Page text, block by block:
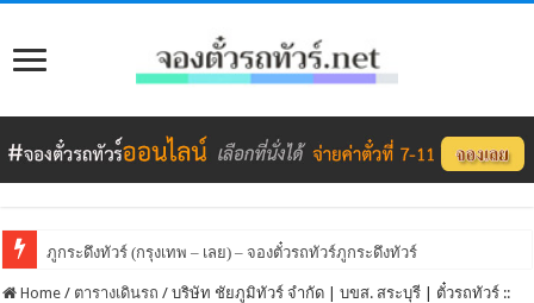
ภูกระดึงทัวร์ (กรุงเทพ – เลย) – จองตั๋วรถทัวร์ภูกระดึงทัวร์
Home / ตารางเดินรถ / บริษัท ชัยภูมิทัวร์ จำกัด | บขส. สระบุรี | ตั๋วรถทัวร์ ::